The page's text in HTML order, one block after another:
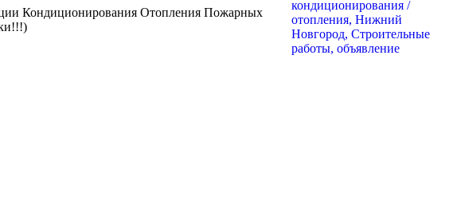
Кондиционирования Отопления Пожарных